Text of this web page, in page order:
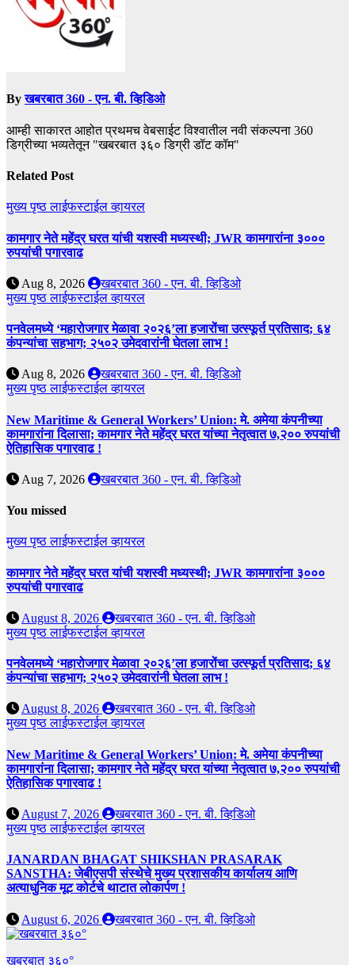
Byखबरबात 360 - एन. बी. व्हिडिओ
आम्ही साकारत आहोत प्रथमच वेबसाईट विश्वातील नवी संकल्पना 360
डिग्रीच्या भव्यतेतून "खबरबात ३६० डिग्री डॉट कॉम"
Related Post
मुख्य पृष्ठलाईफस्टाईलव्हायरल
कामगार नेते महेंद्र घरत यांची यशस्वी मध्यस्थी; JWR कामगारांना ३०००
रुपयांची पगारवाढ
Aug 8, 2026
खबरबात 360 - एन. बी. व्हिडिओ
मुख्य पृष्ठलाईफस्टाईलव्हायरल
पनवेलमध्ये ‘महारोजगार मेळावा २०२६’ला हजारोंचा उत्स्फूर्त प्रतिसाद; ६४
कंपन्यांचा सहभाग; २५०२ उमेदवारांनी घेतला लाभ !
Aug 8, 2026
खबरबात 360 - एन. बी. व्हिडिओ
मुख्य पृष्ठलाईफस्टाईलव्हायरल
New Maritime & General Workers’ Union: मे. अमेया कंपनीच्या
कामगारांना दिलासा; कामगार नेते महेंद्र घरत यांच्या नेतृत्वात ७,२०० रुपयांची
ऐतिहासिक पगारवाढ !
Aug 7, 2026 खबरबात 360 - एन. बी. व्हिडिओ
You missed
मुख्य पृष्ठलाईफस्टाईलव्हायरल
कामगार नेते महेंद्र घरत यांची यशस्वी मध्यस्थी; JWR कामगारांना ३०००
रुपयांची पगारवाढ
August 8, 2026
खबरबात 360 - एन. बी. व्हिडिओ
मुख्य पृष्ठलाईफस्टाईलव्हायरल
पनवेलमध्ये ‘महारोजगार मेळावा २०२६’ला हजारोंचा उत्स्फूर्त प्रतिसाद; ६४
कंपन्यांचा सहभाग; २५०२ उमेदवारांनी घेतला लाभ !
August 8, 2026
खबरबात 360 - एन. बी. व्हिडिओ
मुख्य पृष्ठलाईफस्टाईलव्हायरल
New Maritime & General Workers’ Union: मे. अमेया कंपनीच्या
कामगारांना दिलासा; कामगार नेते महेंद्र घरत यांच्या नेतृत्वात ७,२०० रुपयांची
ऐतिहासिक पगारवाढ !
August 7, 2026
खबरबात 360 - एन. बी. व्हिडिओ
मुख्य पृष्ठलाईफस्टाईलव्हायरल
JANARDAN BHAGAT SHIKSHAN PRASARAK
SANSTHA: जेबीएसपी संस्थेचे मुख्य प्रशासकीय कार्यालय आणि
अत्याधुनिक मूट कोर्टचे थाटात लोकार्पण !
August 6, 2026 खबरबात 360 - एन. बी. व्हिडिओ
खबरबात ३६०°